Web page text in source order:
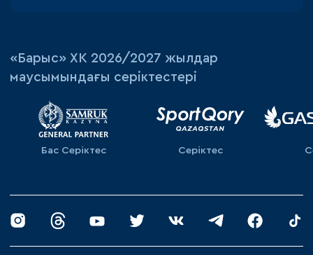
«‎Барыс»‎ ХК 2026/2027 жылдар
маусымындағы серіктестері
Бас Серіктес Серіктес